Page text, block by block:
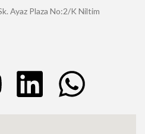
Ayaz Plaza No:2/K Niltim